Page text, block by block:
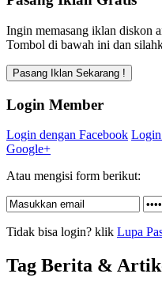
Ingin memasang iklan diskon
Tombol di bawah ini dan
Login Member
Login dengan Facebook
Google+
Atau mengisi form berikut:
Tidak bisa login? klik Lupa
Tag Berita &